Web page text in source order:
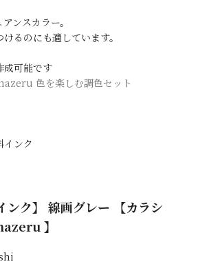
ンスカラー。
るのにも適しています。
成可能です
色を楽しむ調色セット
インク
ンク】 線画グレー 【カラシ
】